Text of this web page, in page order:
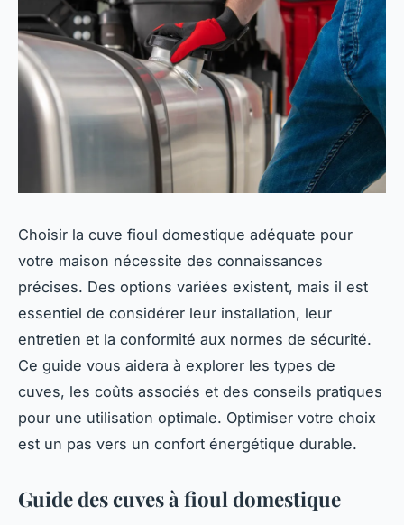
Choisir la cuve fioul domestique adéquate pour
votre maison nécessite des connaissances
précises. Des options variées existent, mais il est
essentiel de considérer leur installation, leur
entretien et la conformité aux normes de sécurité.
Ce guide vous aidera à explorer les types de
cuves, les coûts associés et des conseils pratiques
pour une utilisation optimale. Optimiser votre choix
est un pas vers un confort énergétique durable.
Guide des cuves à fioul domestique